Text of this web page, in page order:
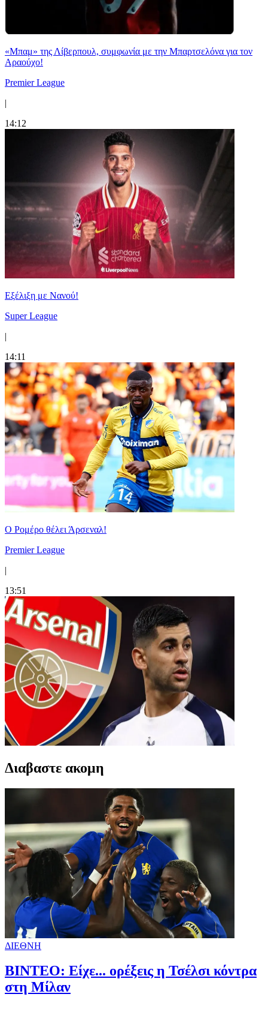
«Μπαμ» της Λίβερπουλ, συμφωνία με την Μπαρτσελόνα για τον
Αραούχο!
Premier League
|
14:12
Εξέλιξη με Νανού!
Super League
|
14:11
Ο Ρομέρο θέλει Άρσεναλ!
Premier League
|
13:51
Διαβαστε ακομη
ΔΙΕΘΝΗ
BINTEO: Είχε... ορέξεις η Τσέλσι κόντρα
στη Μίλαν